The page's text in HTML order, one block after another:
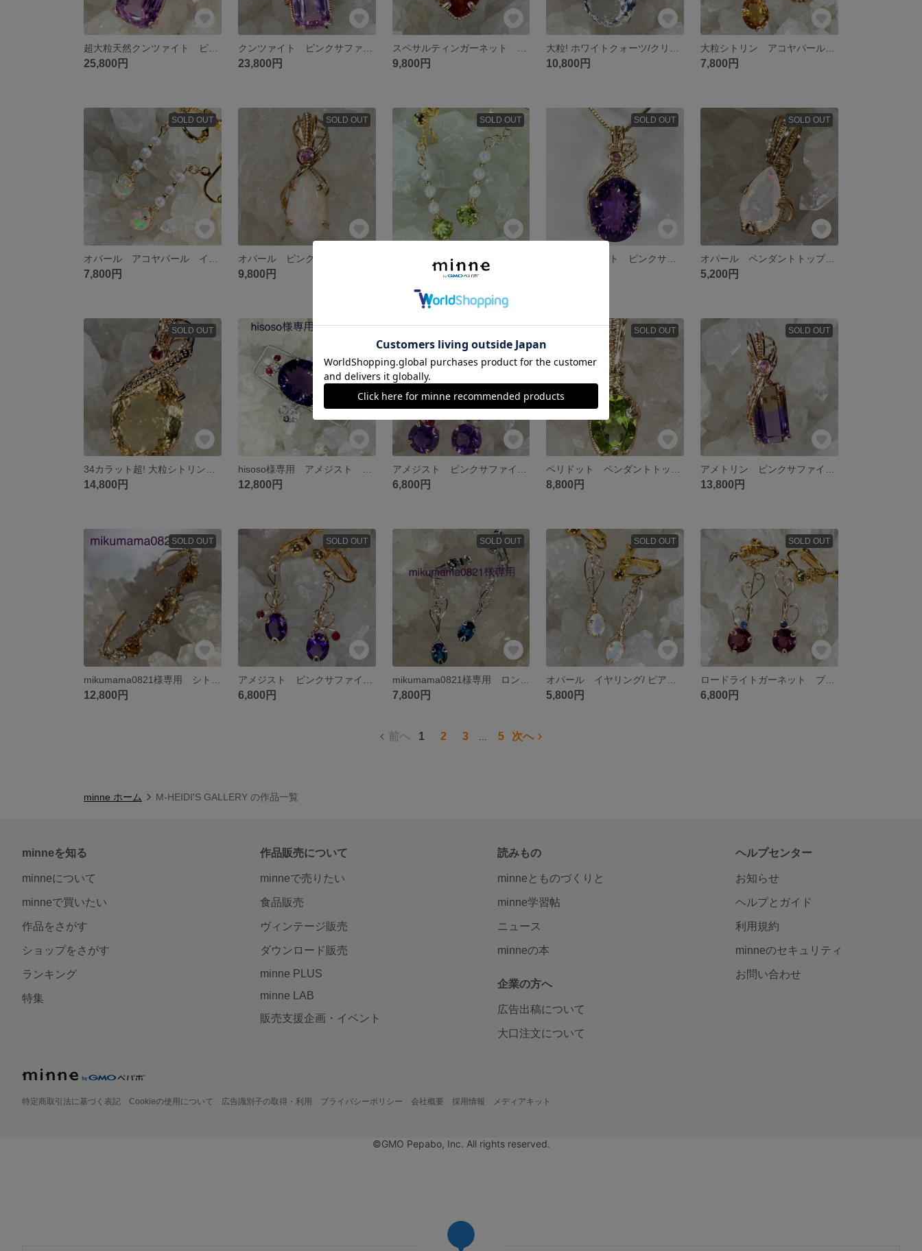
25,800円 23,800円 9,800円 10,800円 7,800円
SOLD OUT
7,800円
SOLD OUT
9,800円
SOLD OUT SOLD OUT SOLD OUT
オパール ペンダントトップ ワイヤージュエリー
5,200円
SOLD OUT
14,800円 12,800円 6,800円
SOLD OUT
8,800円
SOLD OUT
13,800円
SOLD OUT
12,800円
SOLD OUT
6,800円
SOLD OUT
7,800円
SOLD OUT
5,800円
SOLD OUT
6,800円
前へ 1 2 3 5 次へ
minne ホーム M-HEIDI'S GALLERY の作品一覧
minneを知る
minneについて
minneで買いたい
作品をさがす
ショップをさがす
ランキング
特集
作品販売について
minneで売りたい
食品販売
ヴィンテージ販売
ダウンロード販売
minne PLUS
minne LAB
販売支援企画・イベント
読みもの
minneとものづくりと
minne学習帖
ニュース
minneの本
企業の方へ
広告出稿について
大口注文について
ヘルプセンター
お知らせ
ヘルプとガイド
利用規約
minneのセキュリティ
お問い合わせ
特定商取引法に基づく表記 Cookieの使用について 広告識別子の取得・利用 プライバシーポリシー 会社概要 採用情報 メディアキット
©GMO Pepabo, Inc. All rights reserved.